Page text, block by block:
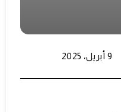
9 أبريل، 2025